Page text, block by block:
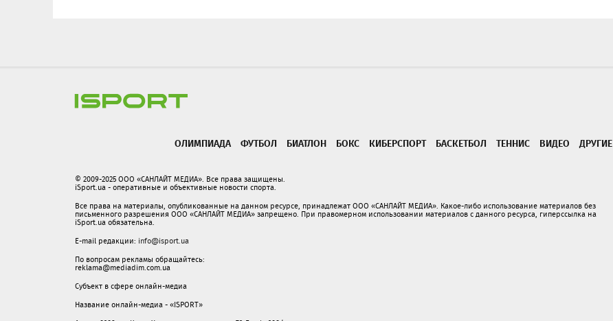
ОЛИМПИАДА ФУТБОЛ БИАТЛОН БОКС КИБЕРСПОРТ БАСКЕТБОЛ ТЕННИС ВИДЕО ДРУГИЕ
© 2009-2025 ООО «САНЛАЙТ МЕДИА». Все права защищены.
iSport.ua - оперативные и объективные новости спорта.
Все права на материалы, опубликованные на данном ресурсе, принадлежат ООО «САНЛАЙТ МЕДИА». Какое-либо использование материалов без
письменного разрешения ООО «САНЛАЙТ МЕДИА» запрещено. При правомерном использовании материалов с данного ресурса, гиперссылка на
iSport.ua обязательна.
E-mail редакции: info@isport.ua
По вопросам рекламы обращайтесь:
reklama@mediadim.com.ua
Субъект в сфере онлайн-медиа
Название онлайн-медиа - «ISPORT»